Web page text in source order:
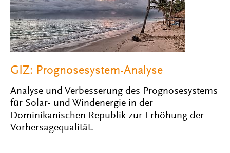
GIZ: Prognosesystem-Analyse
Analyse und Verbesserung des Prognosesystems
für Solar- und Windenergie in der
Dominikanischen Republik zur Erhöhung der
Vorhersagequalität.